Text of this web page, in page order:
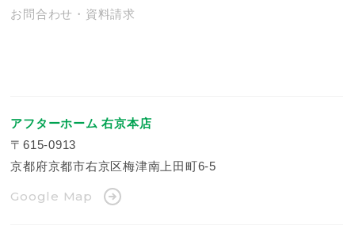
お問合わせ・資料請求
アフターホーム 右京本店
〒615-0913
京都府京都市右京区梅津南上田町6-5
Google Map